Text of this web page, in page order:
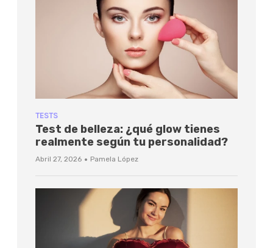
TESTS
Test de belleza: ¿qué glow tienes
realmente según tu personalidad?
Abril 27, 2026 · Pamela López